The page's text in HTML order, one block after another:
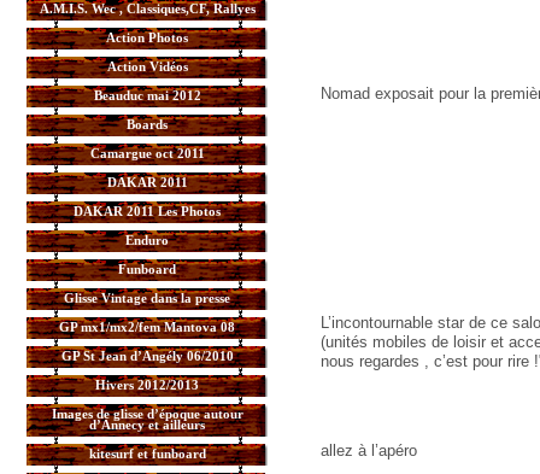
A.M.I.S. Wec , Classiques,CF, Rallyes
Action Photos
Action Vidéos
Beauduc mai 2012
Boards
Camargue oct 2011
DAKAR 2011
DAKAR 2011 Les Photos
Enduro
Funboard
Glisse Vintage dans la presse
GP mx1/mx2/fem Mantova 08
GP St Jean d’Angély 06/2010
Hivers 2012/2013
Images de glisse d’époque autour
d’Annecy et ailleurs
kitesurf et funboard
Nomad exposait pour la
L’incontournable star de ce
(unités mobiles de loisir et
nous regardes , c’est pour rire
allez à l’apéro